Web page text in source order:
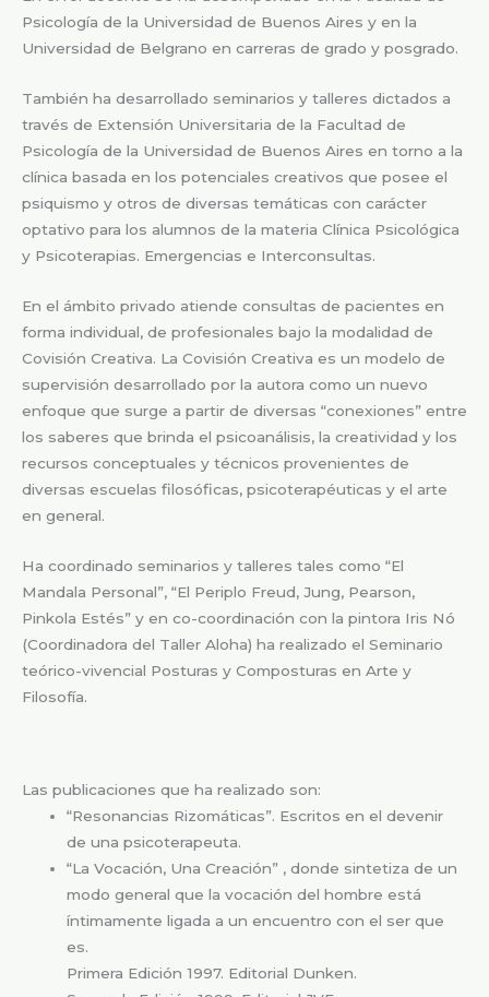
Psicología de la Universidad de Buenos Aires y en la
Universidad de Belgrano en carreras de grado y posgrado.
También ha desarrollado seminarios y talleres dictados a
través de Extensión Universitaria de la Facultad de
Psicología de la Universidad de Buenos Aires en torno a la
clínica basada en los potenciales creativos que posee el
psiquismo y otros de diversas temáticas con carácter
optativo para los alumnos de la materia Clínica Psicológica
y Psicoterapias. Emergencias e Interconsultas.
En el ámbito privado atiende consultas de pacientes en
forma individual, de profesionales bajo la modalidad de
Covisión Creativa. La Covisión Creativa es un modelo de
supervisión desarrollado por la autora como un nuevo
enfoque que surge a partir de diversas “conexiones” entre
los saberes que brinda el psicoanálisis, la creatividad y los
recursos conceptuales y técnicos provenientes de
diversas escuelas filosóficas, psicoterapéuticas y el arte
en general.
Ha coordinado seminarios y talleres tales como “El
Mandala Personal”, “El Periplo Freud, Jung, Pearson,
Pinkola Estés” y en co-coordinación con la pintora Iris Nó
(Coordinadora del Taller Aloha) ha realizado el Seminario
teórico-vivencial Posturas y Composturas en Arte y
Filosofía.
Las publicaciones que ha realizado son:
“Resonancias Rizomáticas”. Escritos en el devenir
de una psicoterapeuta.
“La Vocación, Una Creación” , donde sintetiza de un
modo general que la vocación del hombre está
íntimamente ligada a un encuentro con el ser que
es.
Primera Edición 1997. Editorial Dunken.